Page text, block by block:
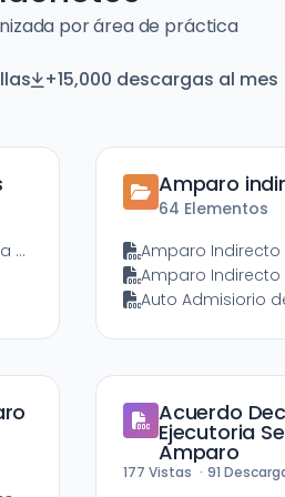
por área de práctica
+15,000 descargas al mes
Demanda de Amparo contra Leyes
Amparo
64 Elementos
Amparo Indirecto
Acuerdo
Ejecutoria
Amparo
177 Vistas 91